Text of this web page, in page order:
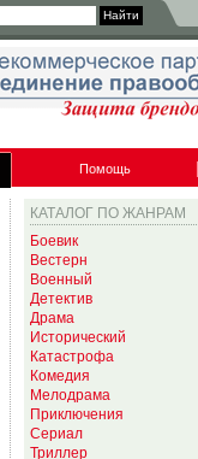
Помощь
КАТАЛОГ ПО ЖАНРАМ
Боевик
Вестерн
Военный
Детектив
Драма
Исторический
Катастрофа
Комедия
Мелодрама
Приключения
Сериал
Триллер